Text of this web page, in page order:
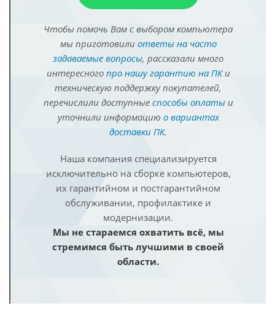
Чтобы помочь Вам с выбором компьютера
мы приготовили ответы на часто
задаваемые вопросы, рассказали много
интересного про нашу гарантию на ПКи
техническую поддержку покупателей,
перечислили доступные способы оплатыи
уточнили информацию о вариантах
доставки ПК.
Наша компания специализируется
исключительно на сборке компьютеров,
их гарантийном и постгарантийном
обслуживании, профилактике и
модернизации.
Мы не стараемся охватить всё, мы
стремимся быть лучшими в своей
области.